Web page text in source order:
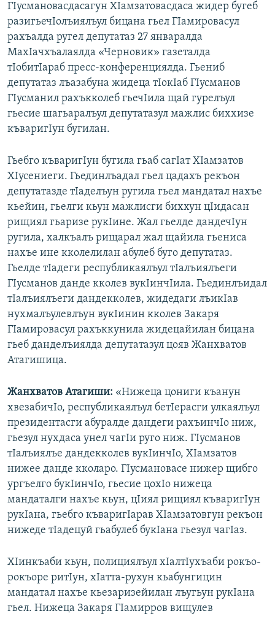
ГIусмановасдасагун ХIамзатовасдаса жидер бугеб
разигьечIолъиялъул бицана гьел ГIамировасул
рахъалда ругел депутатаз 27 январалда
МахIачхъалаялда «Черновик» газеталда
тIобитIараб пресс-конференциялда. Гьениб
депутатаз лъазабуна жидеца тIокIаб ГIусманов
ГIусманил рахъкколеб гьечIила щай гурелъул
гьесие шагьаралъул депутатазул мажлис биххизе
къваригIун бугилан.
Гьебго къваригIун бугила гьаб сагIат ХIамзатов
ХIусениеги. Гьединлъадал гьел цадахъ рекъон
депутатазде тIаделъун ругила гьел мандатал нахъе
кьейин, гьелги кьун мажлисги биххун цIидасан
рищиял гьаризе рукIине. Жал гьелде дандечIун
ругила, халкъалъ рищарал жал щайила гьениса
нахъе ине кколелилан абулеб буго депутатаз.
Гьелде тIадеги республикаялъул тIалъиялъеги
ГIусманов данде кколев вукIинчIила. Гьединлъидал
тIалъиялъеги дандекколев, жидедаги лъикIав
нухмалъулевлъун вукIинин кколев Закаря
ГIамировасул рахъккунила жидецайилан бицана
гьеб данделъиялда депутатазул цояв Жанхватов
Атагишица.
Жанхватов Атагиши: «Нижеца цониги къанун
хвезабичIо, республикаялъул бетIерасги улкаялъул
президентасги абуралде дандеги рахъинчIо ниж,
гьезул нухдаса унел чагIи руго ниж. ГIусманов
тIалъиялъе дандекколев вукIинчIо, ХIамзатов
нижее данде кколаро. ГIусмановасе нижер щибго
ургъелго букIинчIо, гьесие цохIо нижеца
мандаталги нахъе кьун, цIиял рищиял къваригIун
рукIана, гьебго къваригIарав ХIамзатовгун рекъон
нижеде тIадецуй гьабулеб букIана гьезул чагIаз.
ХIинкъаби кьун, полициялъул хIалтIухъаби рокъо-
рокъоре ритIун, хIатта-рухун кьабунгицин
мандатал нахъе кьезаризейилан лъугьун рукIана
гьел. Нижеца Закаря ГIамирров вищулев